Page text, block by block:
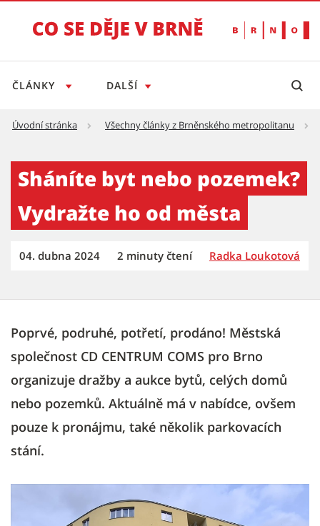
ČLÁNKY DALŠÍ
Úvodní stránka Všechny články z Brněnského metropolitanu
Sháníte byt nebo pozemek?
Vydražte ho od města
04. dubna 2024 2 minuty čtení Radka Loukotová
Poprvé, podruhé, potřetí, prodáno! Městská
společnost CD CENTRUM COMS pro Brno
organizuje dražby a aukce bytů, celých domů
nebo pozemků. Aktuálně má v nabídce, ovšem
pouze k pronájmu, také několik parkovacích
stání.